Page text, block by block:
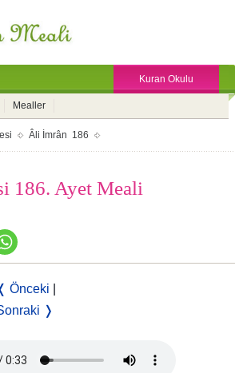
Kuran Okulu
Mealler
Âli İmrân 186
186. Ayet Meali
Önceki
❭